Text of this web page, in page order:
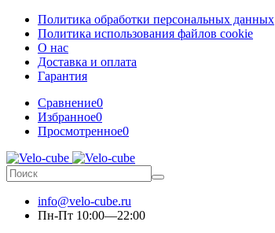
Политика обработки персональных данных
Политика использования файлов cookie
О нас
Доставка и оплата
Гарантия
Сравнение0
Избранное0
Просмотренное0
info@velo-cube.ru
Пн-Пт 10:00—22:00